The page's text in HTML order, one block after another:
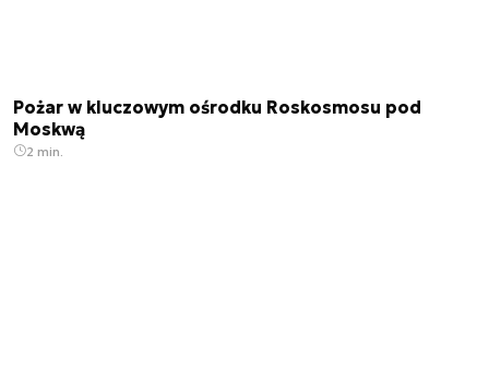
Pożar w kluczowym ośrodku Roskosmosu pod
Moskwą
2 min.